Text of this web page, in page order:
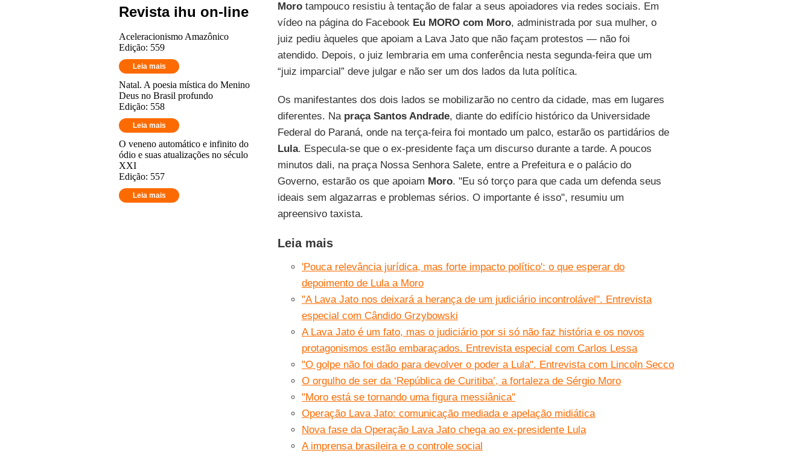
Revista ihu on-line
Aceleracionismo Amazônico
Edição: 559
Leia mais
Natal. A poesia mística do Menino
Deus no Brasil profundo
Edição: 558
Leia mais
O veneno automático e infinito do
ódio e suas atualizações no século
XXI
Edição: 557
Leia mais
Morotampouco resistiu à tentação de falar a seus apoiadores via redes sociais. Em
vídeo na página do Facebook Eu MORO com Moro, administrada por sua mulher, o
juiz pediu àqueles que apoiam a Lava Jato que não façam protestos — não foi
atendido. Depois, o juiz lembraria em uma conferência nesta segunda-feira que um
“juiz imparcial” deve julgar e não ser um dos lados da luta política.
Os manifestantes dos dois lados se mobilizarão no centro da cidade, mas em lugares
diferentes. Na praça Santos Andrade, diante do edifício histórico da Universidade
Federal do Paraná, onde na terça-feira foi montado um palco, estarão os partidários de
Lula. Especula-se que o ex-presidente faça um discurso durante a tarde. A poucos
minutos dali, na praça Nossa Senhora Salete, entre a Prefeitura e o palácio do
Governo, estarão os que apoiam Moro. "Eu só torço para que cada um defenda seus
ideais sem algazarras e problemas sérios. O importante é isso", resumiu um
apreensivo taxista.
Leia mais
'Pouca relevância jurídica, mas forte impacto político': o que esperar do
depoimento de Lula a Moro
"A Lava Jato nos deixará a herança de um judiciário incontrolável". Entrevista
especial com Cândido Grzybowski
A Lava Jato é um fato, mas o judiciário por si só não faz história e os novos
protagonismos estão embaraçados. Entrevista especial com Carlos Lessa
"O golpe não foi dado para devolver o poder a Lula". Entrevista com Lincoln Secco
O orgulho de ser da ‘República de Curitiba’, a fortaleza de Sérgio Moro
"Moro está se tornando uma figura messiânica"
Operação Lava Jato: comunicação mediada e apelação midiática
Nova fase da Operação Lava Jato chega ao ex-presidente Lula
A imprensa brasileira e o controle social